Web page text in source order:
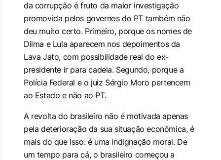
da corrupção é fruto da maior investigação
promovida pelos governos do PT também não
deu muito certo. Primeiro, porque os nomes de
Dilma e Lula aparecem nos depoimentos da
Lava Jato, com possibilidade real do ex-
presidente ir para cadeia. Segundo, porque a
Polícia Federal e o juiz Sérgio Moro pertencem
ao Estado e não ao PT.
A revolta do brasileiro não é motivada apenas
pela deterioração da sua situação econômica, é
mais do que isso: é uma indignação moral. De
um tempo para cá, o brasileiro começou a